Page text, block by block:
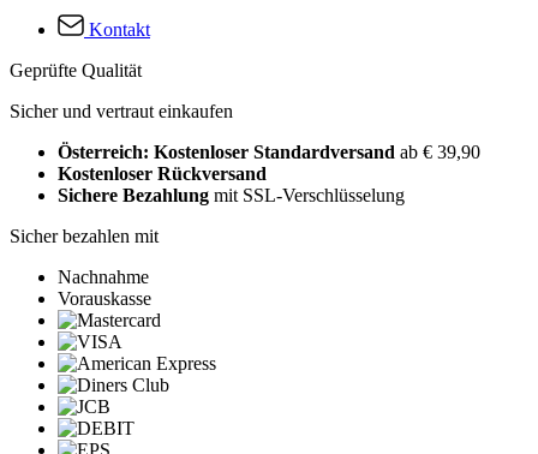
Kontakt
Geprüfte Qualität
Sicher und vertraut einkaufen
Österreich: Kostenloser Standardversand ab € 39,90
Kostenloser Rückversand
Sichere Bezahlung mit SSL-Verschlüsselung
Sicher bezahlen mit
Nachnahme
Vorauskasse